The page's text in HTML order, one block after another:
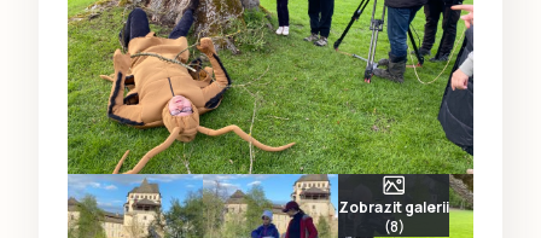
Zobrazit galerii
(8)